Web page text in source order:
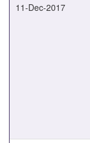
11-Dec-2017